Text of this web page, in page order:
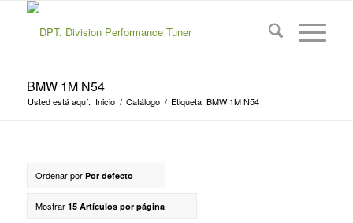
BMW 1M N54
Usted está aquí: Inicio / Catálogo / Etiqueta: BMW 1M N54
Ordenar por Por defecto
Mostrar 15 Artículos por página